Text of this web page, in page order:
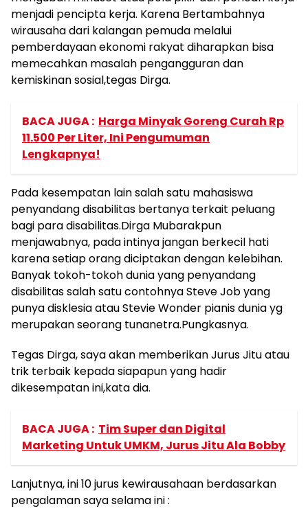
menjadi pencipta kerja. Karena Bertambahnya
wirausaha dari kalangan pemuda melalui
pemberdayaan ekonomi rakyat diharapkan bisa
memecahkan masalah pengangguran dan
kemiskinan sosial,tegas Dirga.
BACA JUGA : Harga Minyak Goreng Curah Rp
11.500 Per Liter, Ini Pengumuman
Lengkapnya!
Pada kesempatan lain salah satu mahasiswa
penyandang disabilitas bertanya terkait peluang
bagi para disabilitas.Dirga Mubarakpun
menjawabnya, pada intinya jangan berkecil hati
karena setiap orang diciptakan dengan kelebihan.
Banyak tokoh-tokoh dunia yang penyandang
disabilitas salah satu contohnya Steve Job yang
punya disklesia atau Stevie Wonder pianis dunia yg
merupakan seorang tunanetra.Pungkasnya.
Tegas Dirga, saya akan memberikan Jurus Jitu atau
trik terbaik kepada siapapun yang hadir
dikesempatan ini,kata dia.
BACA JUGA : Tim Super dan Digital
Marketing Untuk UMKM, Jurus Jitu Ala Bobby
Lanjutnya, ini 10 jurus kewirausahaan berdasarkan
pengalaman saya selama ini :